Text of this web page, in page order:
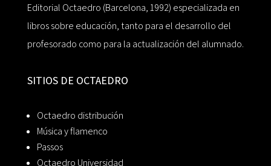
Editorial Octaedro (Barcelona, 1992) especializada en
libros sobre educación, tanto para el desarrollo del
profesorado como para la actualización del alumnado.
SITIOS DE OCTAEDRO
Octaedro distribución
Música y flamenco
Passos
Octaedro Universidad